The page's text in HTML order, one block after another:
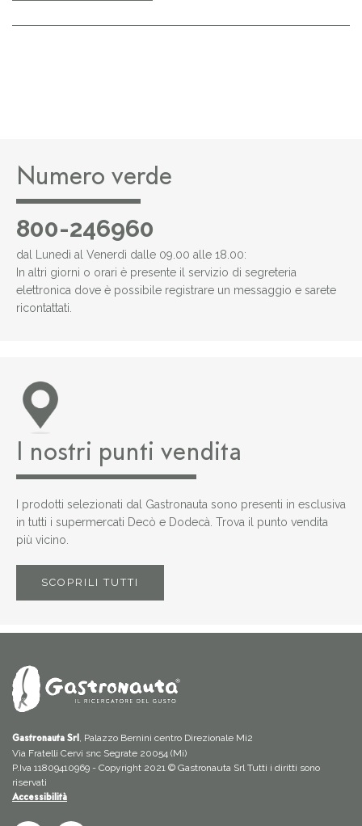
Numero verde
800-246960
dal Lunedì al Venerdì dalle 09.00 alle 18.00:
In altri giorni o orari è presente il servizio di segreteria
elettronica dove è possibile registrare un messaggio e sarete
ricontattati.
I nostri punti vendita
I prodotti selezionati dal Gastronauta sono presenti in esclusiva
in tutti i supermercati Decò e Dodecà. Trova il punto vendita
più vicino.
SCOPRILI TUTTI
Gastronauta Srl
, Palazzo Bernini centro Direzionale Mi2
Via Fratelli Cervi snc Segrate 20054 (Mi)
P.Iva 11809410969 - Copyright 2021 © Gastronauta Srl Tutti i diritti sono
riservati
Accessibilità